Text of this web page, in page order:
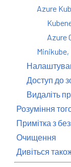
Azure
Azure
Доступ до
Видаліть
Розуміння
Примітка з
Очищення
Дивіться